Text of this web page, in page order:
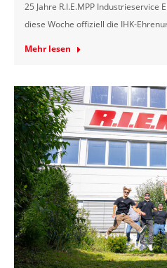
25 Jahre R.I.E.MPP Industrieservice
diese Woche offiziell die IHK-
Mehr lesen